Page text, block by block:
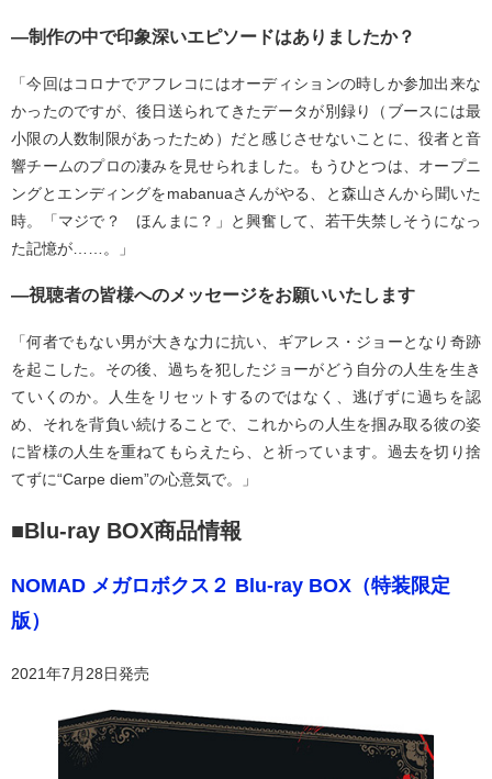
―制作の中で印象深いエピソードはありましたか？
「今回はコロナでアフレコにはオーディションの時しか参加出来な
かったのですが、後日送られてきたデータが別録り（ブースには最
小限の人数制限があったため）だと感じさせないことに、役者と音
響チームのプロの凄みを見せられました。もうひとつは、オープニ
ングとエンディングをmabanuaさんがやる、と森山さんから聞いた
時。「マジで？ ほんまに？」と興奮して、若干失禁しそうになっ
た記憶が……。」
―視聴者の皆様へのメッセージをお願いいたします
「何者でもない男が大きな力に抗い、ギアレス・ジョーとなり奇跡
を起こした。その後、過ちを犯したジョーがどう自分の人生を生き
ていくのか。人生をリセットするのではなく、逃げずに過ちを認
め、それを背負い続けることで、これからの人生を掴み取る彼の姿
に皆様の人生を重ねてもらえたら、と祈っています。過去を切り捨
てずに“Carpe diem”の心意気で。」
■Blu-ray BOX商品情報
NOMAD メガロボクス２ Blu-ray BOX（特装限定
版）
2021年7月28日発売